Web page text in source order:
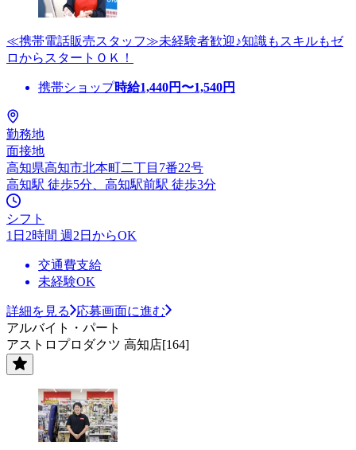
≪携帯電話販売スタッフ≫未経験者歓迎♪知識もスキルもゼ
ロからスタートＯＫ！
携帯ショップ時給1,440円〜1,540円
勤務地
面接地
高知県高知市北本町二丁目7番22号
高知駅 徒歩5分、高知駅前駅 徒歩3分
シフト
1日2時間 週2日からOK
交通費支給
未経験OK
詳細を見る
応募画面に進む
アルバイト・パート
アストロプロダクツ 高知店[164]